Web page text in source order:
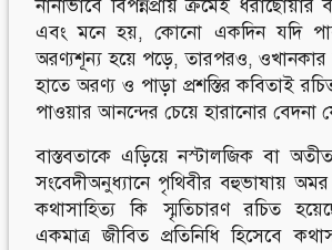
নানাভাবে বিপন্নপ্রায় ক্রমেই ধরাছোঁয়ার
এবং মনে হয়, কোনো একদিন যদি
অরণ্যশূন্য হয়ে পড়ে, তারপরও, ওখানকার
হাতে অরণ্য ও পাড়া প্রশস্তির কবিতাই
পাওয়ার আনন্দের চেয়ে হারানোর বেদনা
বাস্তবতাকে এড়িয়ে নস্টালজিক বা
সংবেদীঅনুধ্যানে পৃথিবীর বহুভাষায় অমর
কথাসাহিত্য কি স্মৃতিচারণ রচিত
একমাত্র জীবিত প্রতিনিধি হিসেবে